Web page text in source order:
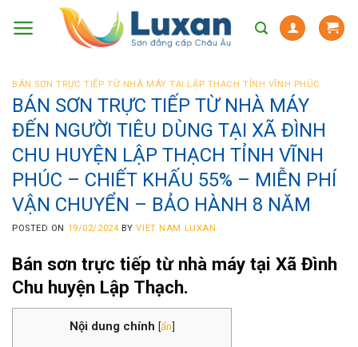
BÁN SƠN TRỰC TIẾP TỪ NHÀ MÁY TẠI LẬP THẠCH TỈNH VĨNH PHÚC
BÁN SƠN TRỰC TIẾP TỪ NHÀ MÁY
ĐẾN NGƯỜI TIÊU DÙNG TẠI XÃ ĐÌNH
CHU HUYỆN LẬP THẠCH TỈNH VĨNH
PHÚC – CHIẾT KHẤU 55% – MIỄN PHÍ
VẬN CHUYỂN – BẢO HÀNH 8 NĂM
POSTED ON 19/02/2024 BYVIET NAM LUXAN
Bán sơn trực tiếp từ nhà máy tại Xã Đình
Chu huyện Lập Thạch.
Nội dung chính [ẩn]